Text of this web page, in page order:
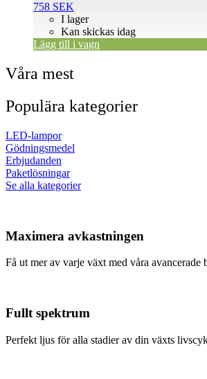
758 SEK
I lager
Kan skickas idag
Lägg till i vagn
Våra mest
Populära kategorier
LED-lampor
Gödningsmedel
Erbjudanden
Paketlösningar
Se alla kategorier
Maximera avkastningen
Få ut mer av varje växt med våra avancerade
Fullt spektrum
Perfekt ljus för alla stadier av din växts